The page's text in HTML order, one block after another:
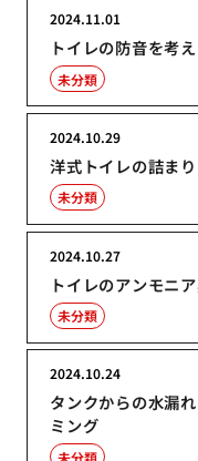
トイレの防音を考
2024.11.01
未分類
洋式トイレの詰ま
2024.10.29
未分類
トイレのアンモニ
2024.10.27
未分類
タンクからの水漏
ミング
2024.10.24
未分類